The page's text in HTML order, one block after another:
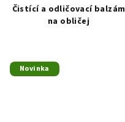
Čistící a odličovací balzám
na obličej
Novinka